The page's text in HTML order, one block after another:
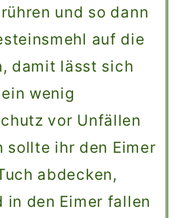
und so dann
auf die
damit lässt sich
wenig
vor Unfällen
sollte ihr den Eimer
abdecken,
in den Eimer fallen